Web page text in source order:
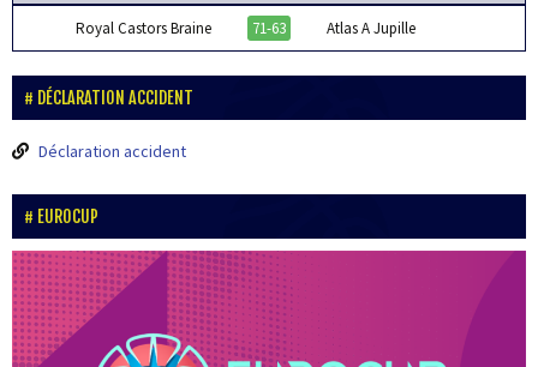
Royal Castors Braine 71-63 Atlas A Jupille
DÉCLARATION ACCIDENT
Déclaration accident
EUROCUP